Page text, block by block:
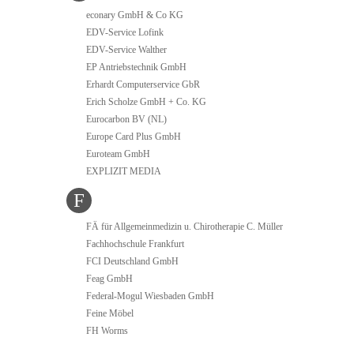
econary GmbH & Co KG
EDV-Service Lofink
EDV-Service Walther
EP Antriebstechnik GmbH
Erhardt Computerservice GbR
Erich Scholze GmbH + Co. KG
Eurocarbon BV (NL)
Europe Card Plus GmbH
Euroteam GmbH
EXPLIZIT MEDIA
F
FÄ für Allgemeinmedizin u. Chirotherapie C. Müller
Fachhochschule Frankfurt
FCI Deutschland GmbH
Feag GmbH
Federal-Mogul Wiesbaden GmbH
Feine Möbel
FH Worms